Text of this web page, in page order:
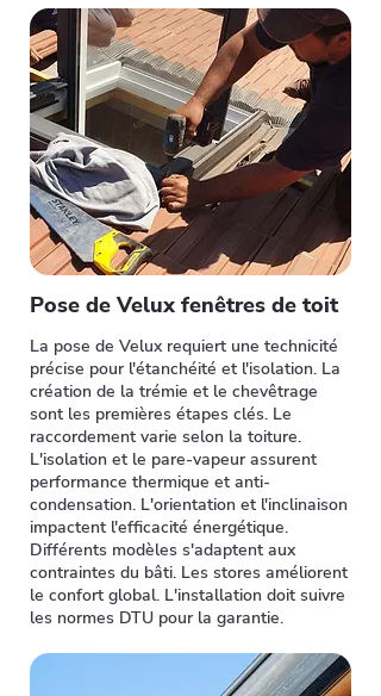
Pose de Velux fenêtres de toit
La pose de Velux requiert une technicité
précise pour l'étanchéité et l'isolation. La
création de la trémie et le chevêtrage
sont les premières étapes clés. Le
raccordement varie selon la toiture.
L'isolation et le pare-vapeur assurent
performance thermique et anti-
condensation. L'orientation et l'inclinaison
impactent l'efficacité énergétique.
Différents modèles s'adaptent aux
contraintes du bâti. Les stores améliorent
le confort global. L'installation doit suivre
les normes DTU pour la garantie.